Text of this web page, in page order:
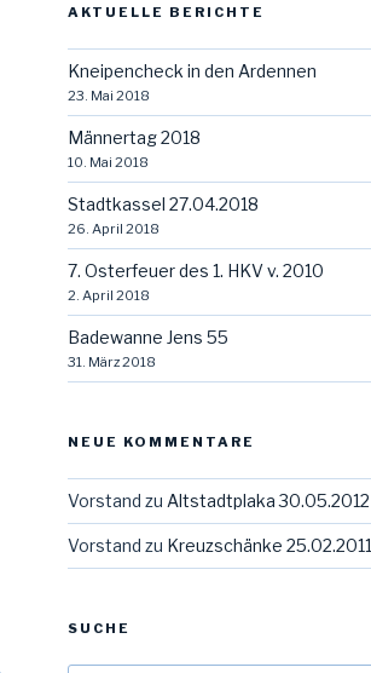
AKTUELLE BERICHTE
Kneipencheck in den Ardennen
23. Mai 2018
Männertag 2018
10. Mai 2018
Stadtkassel 27.04.2018
26. April 2018
7. Osterfeuer des 1. HKV v. 2010
2. April 2018
Badewanne Jens 55
31. März 2018
NEUE KOMMENTARE
Vorstand zu Altstadtplaka 30.05.2012
Vorstand zu Kreuzschänke 25.02.2011
SUCHE